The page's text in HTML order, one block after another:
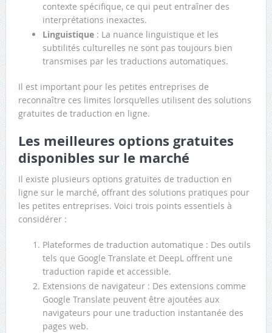
contexte spécifique, ce qui peut entraîner des
interprétations inexactes.
Linguistique: La nuance linguistique et les
subtilités culturelles ne sont pas toujours bien
transmises par les traductions automatiques.
Il est important pour les petites entreprises de
reconnaître ces limites lorsqu’elles utilisent des solutions
gratuites de traduction en ligne.
Les meilleures options gratuites
disponibles sur le marché
Il existe plusieurs options gratuites de traduction en
ligne sur le marché, offrant des solutions pratiques pour
les petites entreprises. Voici trois points essentiels à
considérer :
Plateformes de traduction automatique : Des outils
tels que Google Translate et DeepL offrent une
traduction rapide et accessible.
Extensions de navigateur : Des extensions comme
Google Translate peuvent être ajoutées aux
navigateurs pour une traduction instantanée des
pages web.